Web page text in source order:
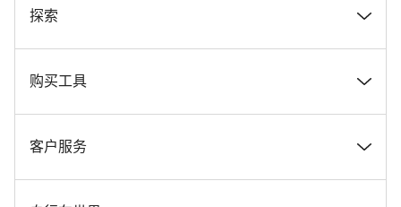
奖项
在 Canyon 工作
Canyon 新闻发布室
探索
新闻和故事
提示和建议
购买工具
找到您梦寐以求的 Canyon 自行车
客户服务